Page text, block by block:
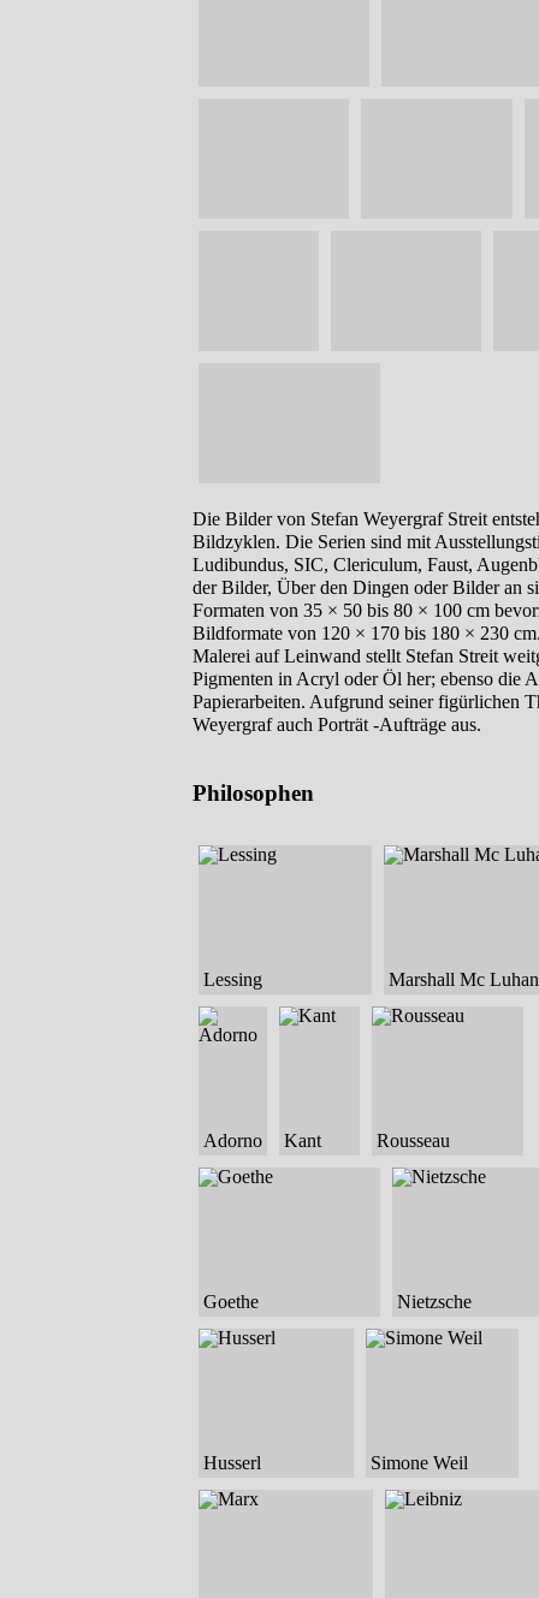
Die Bilder von Stefan Weyergraf Streit
Bildzyklen. Die Serien sind mit
Ludibundus, SIC, Clericulum, Faust,
der Bilder, Über den Dingen oder Bilder an
Formaten von 35 × 50 bis 80 × 100 cm
Bildformate von 120 × 170 bis 180 × 230
Malerei auf Leinwand stellt Stefan Streit
Pigmenten in Acryl oder Öl her; ebenso die
Papierarbeiten. Aufgrund seiner figürlichen
Weyergraf auch Porträt -Aufträge aus.
Philosophen
Lessing Marshall Mc Luhan
Adorno Kant Rousseau
Goethe Nietzsche
Husserl Simone Weil